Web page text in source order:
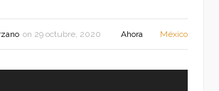
on 29 octubre, 2020 Ahora México